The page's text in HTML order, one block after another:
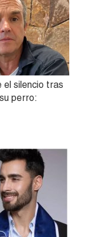
silencio tras
perro: